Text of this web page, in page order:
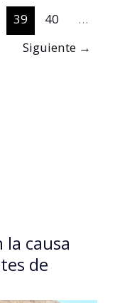
39 40
…
Siguiente →
la causa
de